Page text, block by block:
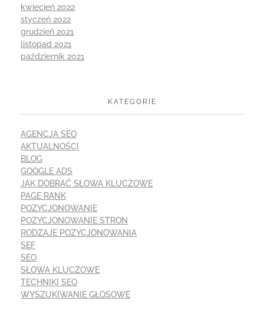
kwiecień 2022
styczeń 2022
grudzień 2021
listopad 2021
październik 2021
KATEGORIE
AGENCJA SEO
AKTUALNOŚCI
BLOG
GOOGLE ADS
JAK DOBRAĆ SŁOWA KLUCZOWE
PAGE RANK
POZYCJONOWANIE
POZYCJONOWANIE STRON
RODZAJE POZYCJONOWANIA
SEF
SEO
SŁOWA KLUCZOWE
TECHNIKI SEO
WYSZUKIWANIE GŁOSOWE